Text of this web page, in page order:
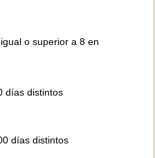
o superior a 8 en
días distintos
días distintos